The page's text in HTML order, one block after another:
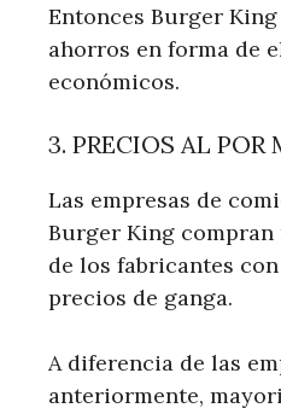
Entonces Burger
ahorros en forma de
económicos.
3. PRECIOS AL POR
Las empresas de
Burger King
de los fabricantes
precios de ganga.
A diferencia de las
anteriormente,